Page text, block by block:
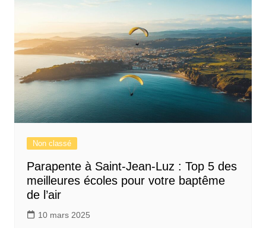
Non classé
Parapente à Saint-Jean-Luz : Top 5 des
meilleures écoles pour votre baptême
de l’air
10 mars 2025